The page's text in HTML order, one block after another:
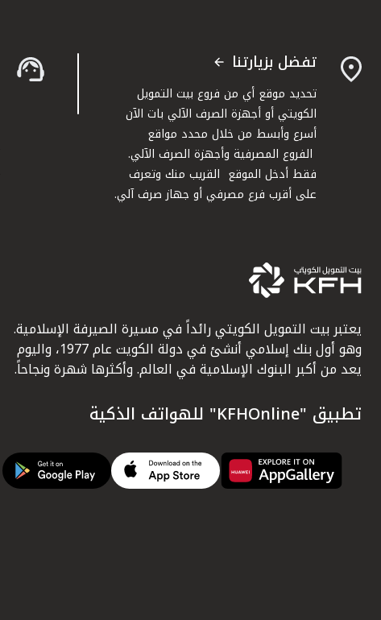
تفضل بزيارتنا
تحديد موقع أي من فروع بيت التمويل
الكويتي أو أجهزة الصرف الآلي بات الآن
أسرع وأبسط من خلال محدد مواقع
الفروع المصرفية وأجهزة الصرف الآلي.
فقط أدخل الموقع القريب منك وتعرف
على أقرب فرع مصرفي أو جهاز صرف آلي.
يعتبر بيت التمويل الكويتي رائداً في مسيرة الصيرفة الإسلامية.
وهو أول بنك إسلامي أنشئ في دولة الكويت عام 1977، واليوم
يعد من أكبر البنوك الإسلامية في العالم. وأكثرها شهرة ونجاحاً.
تطبيق "KFHOnline" للهواتف الذكية